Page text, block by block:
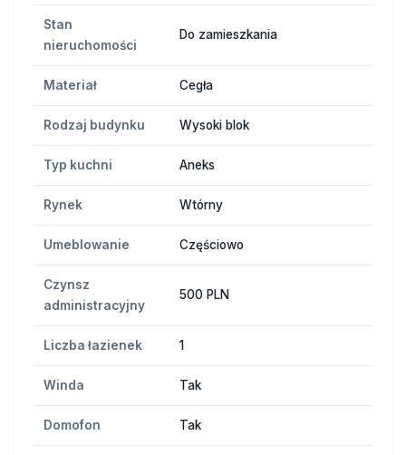
Stan
nieruchomości
Do zamieszkania
Materiał Cegła
Rodzaj budynku Wysoki blok
Typ kuchni Aneks
Rynek Wtórny
Umeblowanie Częściowo
Czynsz
administracyjny
500 PLN
Liczba łazienek 1
Winda Tak
Domofon Tak